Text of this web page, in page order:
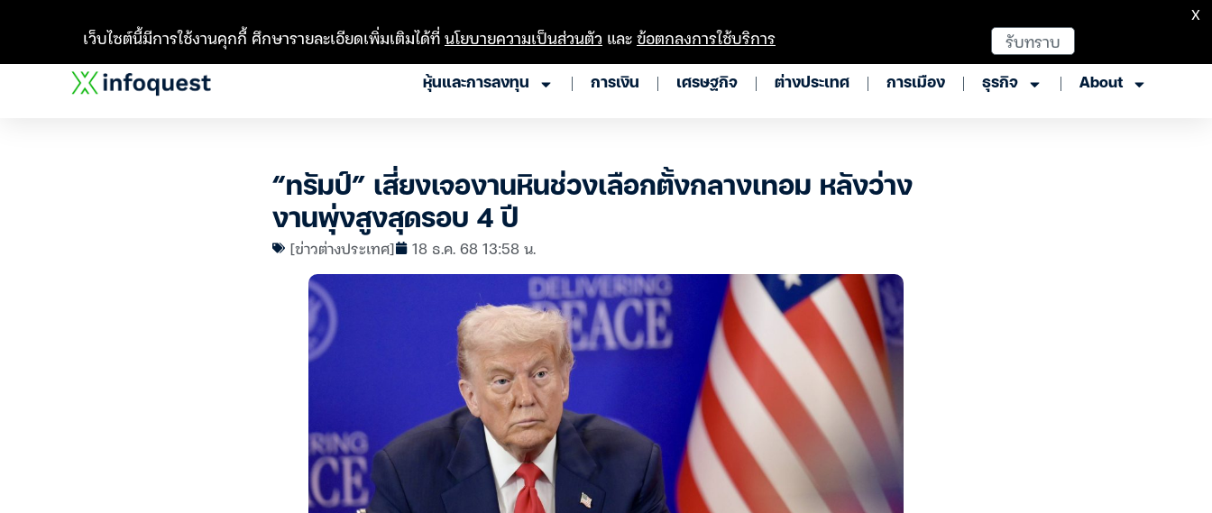
หุ้นและการลงทุน การเงิน เศรษฐกิจ ต่างประเทศ การเมือง ธุรกิจ About
“ทรัมป์” เสี่ยงเจองานหินช่วงเลือกตั้งกลางเทอม หลังว่าง
งานพุ่งสูงสุดรอบ 4 ปี
[ข่าวต่างประเทศ] 18 ธ.ค. 68 13:58 น.
เว็บไซต์นี้มีการใช้งานคุกกี้ ศึกษารายละเอียดเพิ่มเติมได้ที่นโยบายความเป็นส่วนตัว และข้อตกลงการใช้บริการ รับทราบ
X